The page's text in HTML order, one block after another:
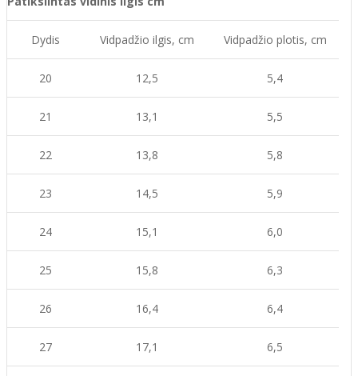
Dydis Vidpadžio ilgis, cm Vidpadžio plotis, cm
20 12,5 5,4
21 13,1 5,5
22 13,8 5,8
23 14,5 5,9
24 15,1 6,0
25 15,8 6,3
26 16,4 6,4
27 17,1 6,5